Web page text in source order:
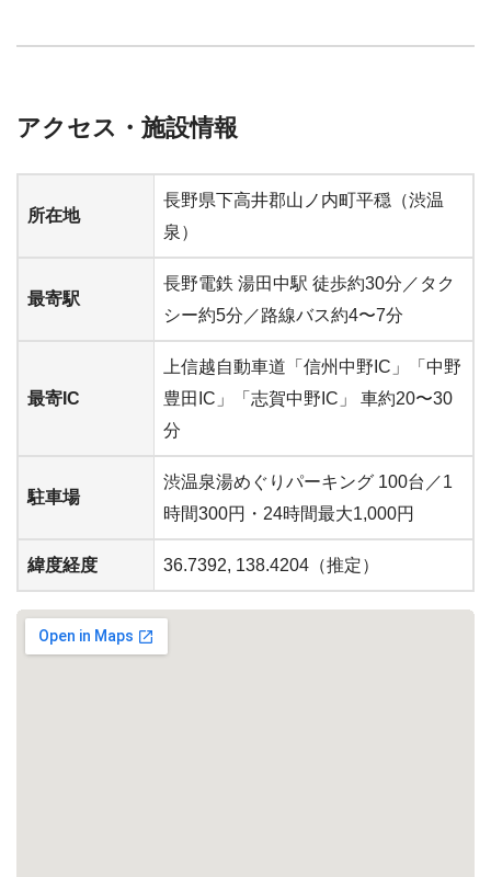
アクセス・施設情報
所在地
長野県下高井郡山ノ内町平穏（渋温
泉）
最寄駅
長野電鉄 湯田中駅 徒歩約30分／タク
シー約5分／路線バス約4〜7分
最寄IC
上信越自動車道「信州中野IC」「中野
豊田IC」「志賀中野IC」 車約20〜30
分
駐車場
渋温泉湯めぐりパーキング 100台／1
時間300円・24時間最大1,000円
緯度経度 36.7392, 138.4204（推定）